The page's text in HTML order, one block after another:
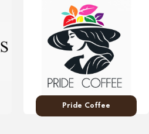
Pride Coffee